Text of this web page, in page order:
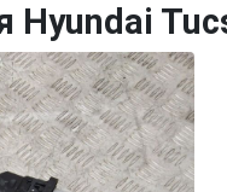
Hyundai